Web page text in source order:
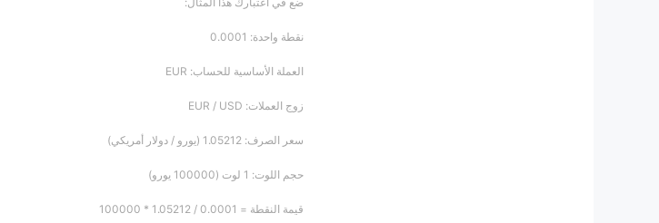
نقطة واحدة: 0.0001
العملة الأساسية للحساب: EUR
زوج العملات: EUR / USD
سعر الصرف: 1.05212 (يورو / دولار أمريكي)
حجم اللوت: 1 لوت (100000 يورو)
قيمة النقطة = 0.0001 / 1.05212 * 100000